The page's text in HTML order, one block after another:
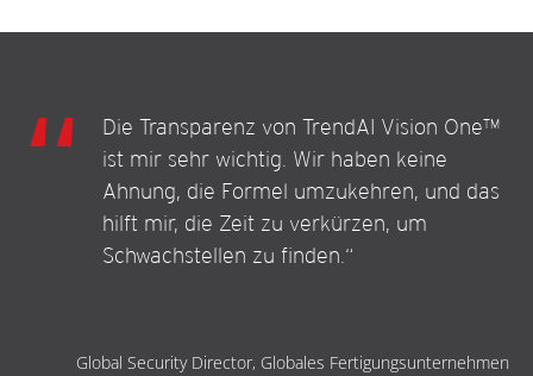
Die Transparenz von TrendAI Vision One™
ist mir sehr wichtig. Wir haben keine
Ahnung, die Formel umzukehren, und das
hilft mir, die Zeit zu verkürzen, um
Schwachstellen zu finden.“
Global Security Director, Globales Fertigungsunternehmen